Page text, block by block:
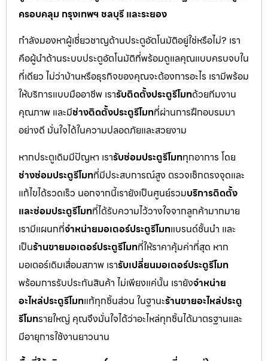
ครอบคลุม กรุงเทพฯ ชลบุรี และระยอง
กำลังมองหาผู้เชี่ยวชาญด้านประตูอัตโนมัติอยู่ใช่หรือไม่? เรา
คือผู้นำด้านระบบประตูอัตโนมัติที่พร้อมดูแลคุณแบบครบจบใน
ที่เดียว ไม่ว่าบ้านหรือธุรกิจของคุณจะต้องการอะไร เรามีพร้อม
ให้บริการแบบมืออาชีพ เรารับติดตั้งประตูรีโมทด้วยทีมงาน
คุณภาพ และมีช่างติดตั้งประตูรีโมทที่ผ่านการฝึกอบรมมา
อย่างดี มั่นใจได้ในความปลอดภัยและสวยงาม
หากประตูเดิมมีปัญหา เรารับซ่อมประตูรีโมททุกอาการ โดย
ช่างซ่อมประตูรีโมทที่มีประสบการณ์สูง ตรวจเช็กตรงจุดและ
แก้ไขได้รวดเร็ว นอกจากนี้เรายังเป็นศูนย์รวมบริการติดตั้ง
และซ่อมประตูรีโมทที่ได้รับความไว้วางใจจากลูกค้ามากมาย
เรามีแผนกที่จำหน่ายมอเตอร์ประตูรีโมทแบรนด์ชั้นนำ และ
เป็นร้านขายมอเตอร์ประตูรีโมทที่ให้ราคาคุ้มค่าที่สุด หาก
มอเตอร์เดิมเสื่อมสภาพ เรารับเปลี่ยนมอเตอร์ประตูรีโมท
พร้อมการรับประกันสินค้า ไม่เพียงแค่นั้น เรายังจำหน่าย
อะไหล่ประตูรีโมทแท้ทุกชิ้นส่วน ในฐานะร้านขายอะไหล่ประตู
รีโมทรายใหญ่ คุณจึงมั่นใจได้ว่าอะไหล่ทุกชิ้นได้มาตรฐานและ
มีอายุการใช้งานยาวนาน